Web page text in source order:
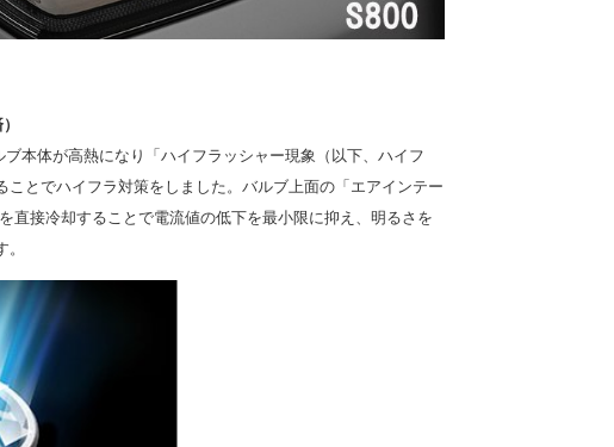
本体が高熱になり「ハイフラッシャー現象（以下、ハイフ
とでハイフラ対策をしました。バルブ上面の「エアインテー
直接冷却することで電流値の低下を最小限に抑え、明るさを